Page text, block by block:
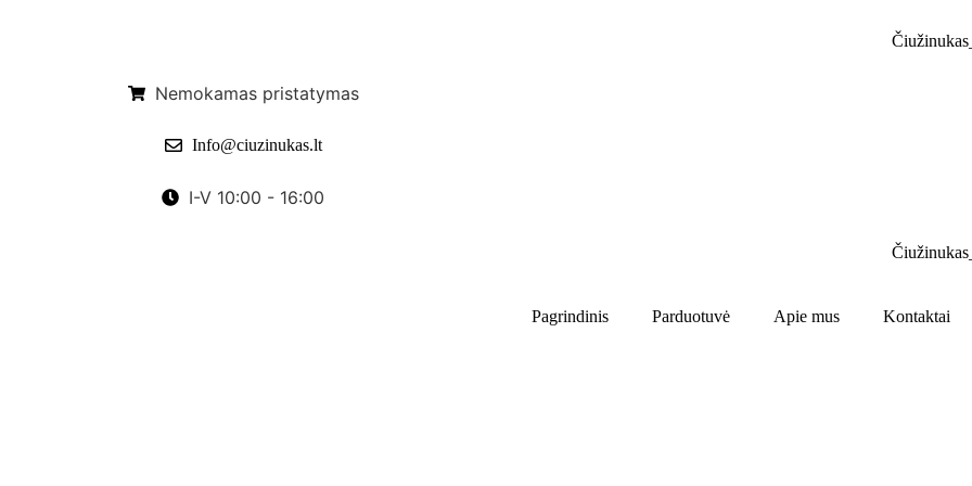
Nemokamas pristatymas
Info@ciuzinukas.lt
I-V 10:00 - 16:00
Pagrindinis Parduotuvė Apie mus Kontaktai